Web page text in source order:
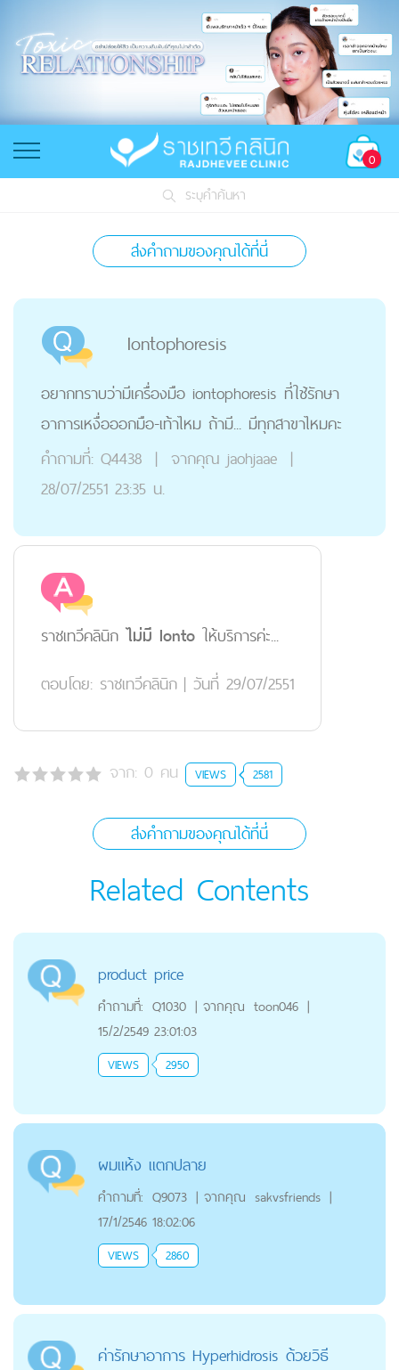
0
ระบุคำค้นหา
ส่งคำถามของคุณได้ที่นี่
Iontophoresis
อยากทราบว่ามีเครื่องมือ iontophoresis ที่ใช้รักษา
อาการเหงื่อออกมือ-เท้าไหม ถ้ามี... มีทุกสาขาไหมคะ
คำถามที่: Q4438 | จากคุณ jaohjaae |
28/07/2551 23:35 น.
ราชเทวีคลินิก ไม่มี Ionto ให้บริการค่ะ...
ตอบโดย: ราชเทวีคลินิก | วันที่ 29/07/2551
จาก: 0 คน VIEWS 2581
ส่งคำถามของคุณได้ที่นี่
Related Contents
product price
คำถามที่: Q1030 | จากคุณ toon046 |
15/2/2549 23:01:03
VIEWS 2950
ผมแห้ง แตกปลาย
คำถามที่: Q9073 | จากคุณ sakvsfriends |
17/1/2546 18:02:06
VIEWS 2860
ค่ารักษาอาการ Hyperhidrosis ด้วยวิธี